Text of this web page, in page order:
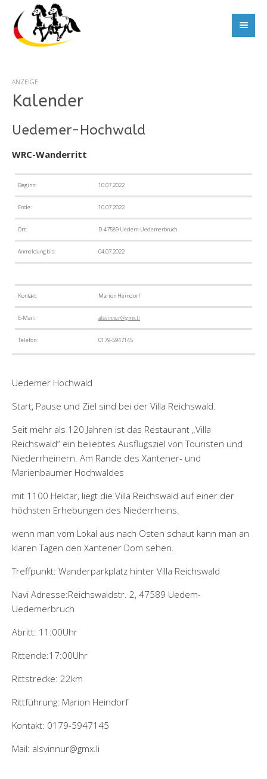
ANZEIGE
Kalender
Uedemer-Hochwald
WRC-Wanderritt
Beginn: 10.07.2022
Ende: 10.07.2022
Ort: D-47589 Uedem-Uedemerbruch
Anmeldung bis: 04.07.2022
Kontakt: Marion Heindorf
E-Mail: alsvinnur@gmx.li
Telefon: 0179-5947145
Uedemer Hochwald
Start, Pause und Ziel sind bei der Villa Reichswald.
Seit mehr als 120 Jahren ist das Restaurant „Villa
Reichswald“ ein beliebtes Ausflugsziel von Touristen und
Niederrheinern. Am Rande des Xantener- und
Marienbaumer Hochwaldes
mit 1100 Hektar, liegt die Villa Reichswald auf einer der
höchsten Erhebungen des Niederrheins.
wenn man vom Lokal aus nach Osten schaut kann man an
klaren Tagen den Xantener Dom sehen.
Treffpunkt: Wanderparkplatz hinter Villa Reichswald
Navi Adresse:Reichswaldstr. 2, 47589 Uedem-
Uedemerbruch
Abritt: 11:00Uhr
Rittende:17:00Uhr
Rittstrecke: 22km
Rittführung: Marion Heindorf
Kontakt: 0179-5947145
Mail: alsvinnur@gmx.li